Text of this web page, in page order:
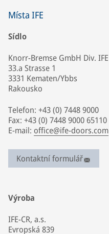
Místa IFE
Sídlo
Knorr-Bremse GmbH Div. IFE
33.a Strasse 1
3331 Kematen/Ybbs
Rakousko
Telefon: +43 (0) 7448 9000
Fax: +43 (0) 7448 9000 65110
E-mail: office@ife-doors.com
Kontaktní formulář
Výroba
IFE-CR, a.s.
Evropská 839